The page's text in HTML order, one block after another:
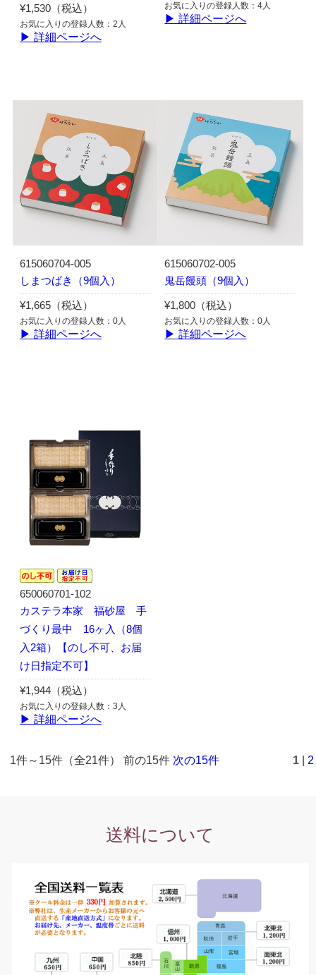
¥1,530（税込）
お気に入りの登録人数：2人
▶ 詳細ページへ
お気に入りの登録人数：4人
▶ 詳細ページへ
615060704-005
しまつばき（9個入）
¥1,665（税込）
お気に入りの登録人数：0人
▶ 詳細ページへ
615060702-005
鬼岳饅頭（9個入）
¥1,800（税込）
お気に入りの登録人数：0人
▶ 詳細ページへ
650060701-102
カステラ本家 福砂屋 手
づくり最中 16ヶ入（8個
入2箱）【のし不可、お届
け日指定不可】
¥1,944（税込）
お気に入りの登録人数：3人
▶ 詳細ページへ
1件～15件（全21件） 前の15件 次の15件 1 2
送料について